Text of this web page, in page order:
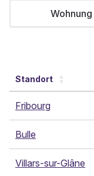
Wohnung
Standort
Fribourg
Bulle
Villars-sur-Glâne